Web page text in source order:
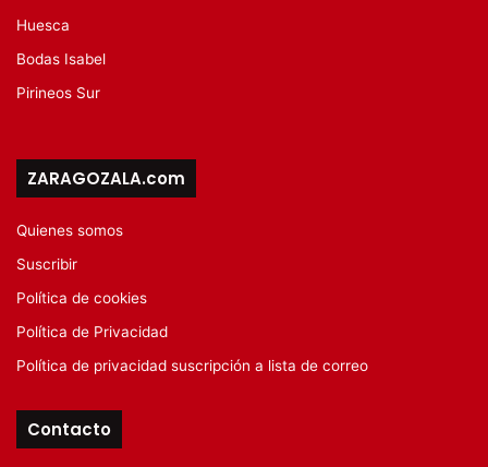
Huesca
Bodas Isabel
Pirineos Sur
ZARAGOZALA.com
Quienes somos
Suscribir
Política de cookies
Política de Privacidad
Política de privacidad suscripción a lista de correo
Contacto